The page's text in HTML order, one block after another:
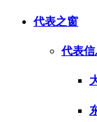
代表之窗
代表信